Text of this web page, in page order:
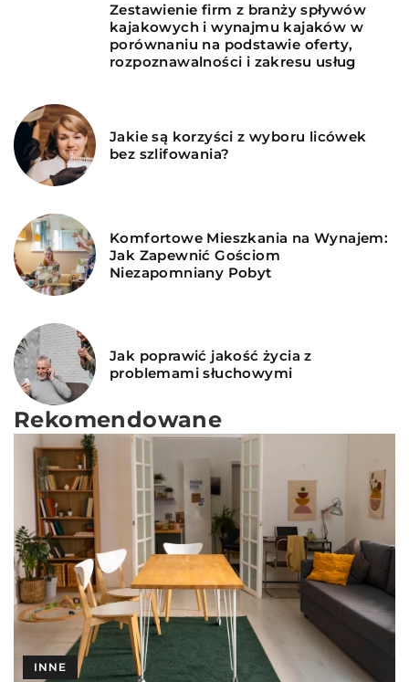
Zestawienie firm z branży spływów
kajakowych i wynajmu kajaków w
porównaniu na podstawie oferty,
rozpoznawalności i zakresu usług
Jakie są korzyści z wyboru licówek
bez szlifowania?
Komfortowe Mieszkania na Wynajem:
Jak Zapewnić Gościom
Niezapomniany Pobyt
Jak poprawić jakość życia z
problemami słuchowymi
Rekomendowane
GRY
Redaktor Blue Whale Press 25 maja 2023
INNE
INNE